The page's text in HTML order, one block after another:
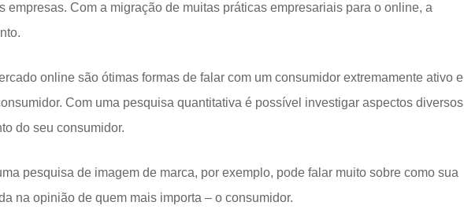
empresas. Com a migração de muitas práticas empresariais para o online, a
online são ótimas formas de falar com um consumidor extremamente ativo e
Com uma pesquisa quantitativa é possível investigar aspectos diversos
do seu consumidor.
pesquisa de imagem de marca, por exemplo, pode falar muito sobre como sua
na opinião de quem mais importa – o consumidor.